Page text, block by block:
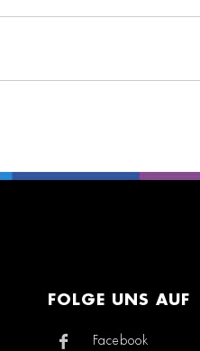
FOLGE UNS AUF
Facebook